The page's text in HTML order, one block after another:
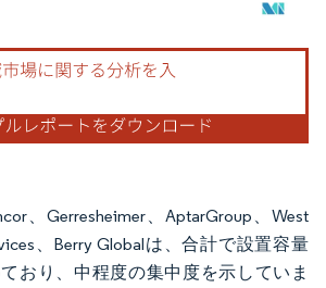
。再利用にはCC BY 4.0の表示が必要です。
、Gerresheimer、AptarGroup、West
、Berry Globalは、合計で設置容量
おり、中程度の集中度を示していま